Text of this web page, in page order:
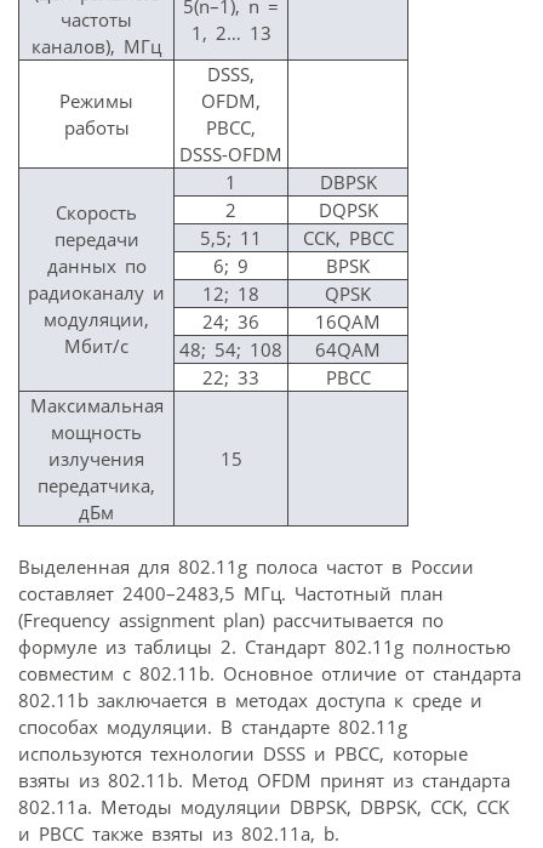
частоты
каналов), МГц
5(n–1), n =
1, 2… 13
Режимы
работы
DSSS,
OFDM,
PBCC,
DSSS-OFDM
Скорость
передачи
данных по
радиоканалу и
модуляции,
Мбит/с
1
DBPSK
2
DQPSK
5,5; 11
ССК, РВСС
6; 9
BPSK
12; 18
QPSK
24; 36
16QAM
48; 54; 108
64QAM
22; 33
PBCC
Максимальная
мощность
излучения
передатчика,
дБм
15
Выделенная для 802.11g полоса частот в России
составляет 2400–2483,5 МГц. Частотный план
(Frequency assignment plan) рассчитывается по
формуле из таблицы 2. Стандарт 802.11g полностью
совместим с 802.11b. Основное отличие от стандарта
802.11b заключается в методах доступа к среде и
способах модуляции. В стандарте 802.11g
используются технологии DSSS и PBCC, которые
взяты из 802.11b. Метод OFDM принят из стандарта
802.11a. Методы модуляции DBPSK, DBPSK, CCK, CCK
и PBCC также взяты из 802.11a, b.